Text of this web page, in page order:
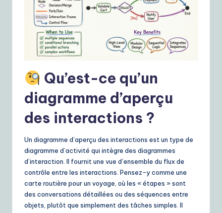
&
ft
w
S
Qu’est-ce qu’un
diagramme d’aperçu
des interactions ?
Un diagramme d’aperçu des interactions est un type de
diagramme d’activité qui intègre des diagrammes
d’interaction. Il fournit une vue d’ensemble du flux de
contrôle entre les interactions. Pensez-y comme une
carte routière pour un voyage, où les « étapes » sont
des conversations détaillées ou des séquences entre
objets, plutôt que simplement des tâches simples. Il